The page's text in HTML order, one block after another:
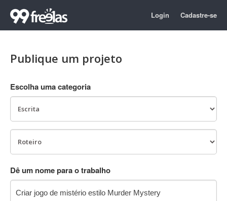
Login Cadastre-se
Publique um projeto
Escolha uma categoria
Dê um nome para o trabalho